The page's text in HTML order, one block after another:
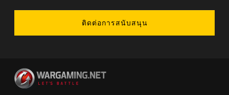
ติดต่อการสนับสนุน